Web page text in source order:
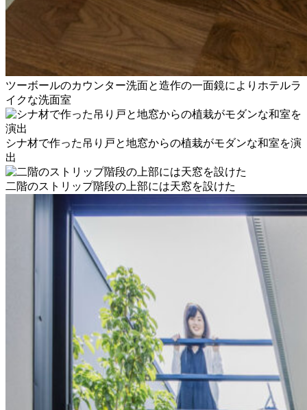
ツーボールのカウンター洗面と造作の一面鏡によりホテルラ
イクな洗面室
シナ材で作った吊り戸と地窓からの植栽がモダンな和室を演
出
二階のストリップ階段の上部には天窓を設けた